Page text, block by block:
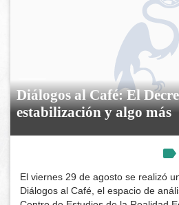
Diálogos al Café: El
estabilización y algo más
El viernes 29 de agosto se realizó
Diálogos al Café, el espacio de